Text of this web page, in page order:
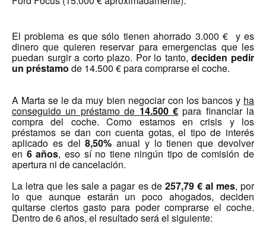
El problema es que sólo tienen ahorrado 3.000 € y es
dinero que quieren reservar para emergencias que les
puedan surgir a corto plazo. Por lo tanto,deciden pedir
un préstamo de 14.500 € para comprarse el coche.
A Marta se le da muy bien negociar con los bancos y ha
conseguido un préstamo de 14.500 € para financiar la
compra del coche. Como estamos en crisis y los
préstamos se dan con cuenta gotas, el tipo de interés
aplicado es del8,50% anual y lo tienen que devolver
en 6 años, eso sí no tiene ningún tipo de comisión de
apertura ni de cancelación.
La letra que les sale a pagar es de 257,79 € al mes, por
lo que aunque estarán un poco ahogados, deciden
quitarse ciertos gasto para poder comprarse el coche.
Dentro de 6 años, el resultado será el siguiente: